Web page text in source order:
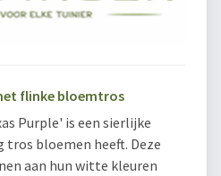
flinke bloemtros
Purple' is een sierlijke
bloemen heeft. Deze
aan hun witte kleuren